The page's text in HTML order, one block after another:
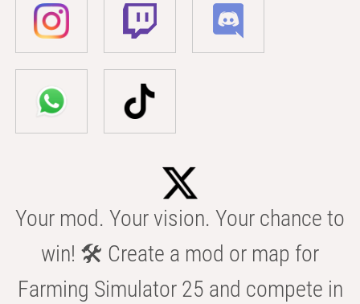
Your mod. Your vision. Your chance to
win! 🛠️ Create a mod or map for
Farming Simulator 25 and compete in